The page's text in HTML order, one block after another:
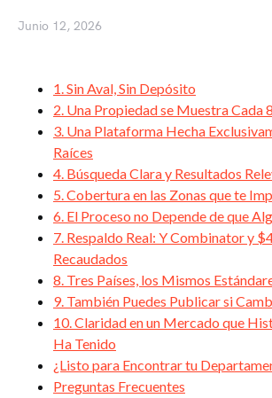
Junio 12, 2026
1. Sin Aval, Sin Depósito
2. Una Propiedad se Muestra Cada
3. Una Plataforma Hecha
Raíces
4. Búsqueda Clara y Resultados
5. Cobertura en las Zonas que te
6. El Proceso no Depende de que
7. Respaldo Real: Y Combinator y
Recaudados
8. Tres Países, los Mismos
9. También Puedes Publicar si
10. Claridad en un Mercado que
Ha Tenido
¿Listo para Encontrar tu
Preguntas Frecuentes